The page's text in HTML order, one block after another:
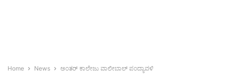
Home News ಅಂತರ್ ಕಾಲೇಜು ವಾಲೀಬಾಲ್ ಪಂದ್ಯಾವಳಿ